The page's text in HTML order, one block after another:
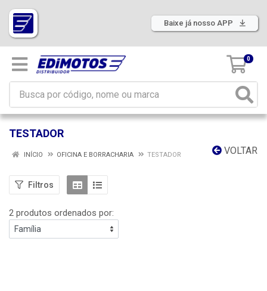
Baixe já nosso APP
0
TESTADOR
VOLTAR
INÍCIO OFICINA E BORRACHARIA TESTADOR
Filtros
2 produtos ordenados por: